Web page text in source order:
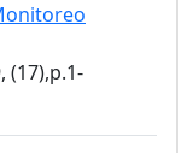
(17),p.1-